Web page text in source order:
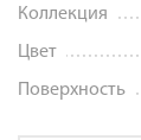
Коллекция
Цвет
Поверхность